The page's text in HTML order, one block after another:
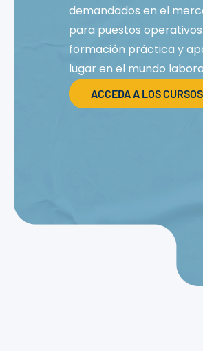
demandados en el
para puestos
formación práctica y
lugar en el mundo
ACCEDA A LOS CURSOS